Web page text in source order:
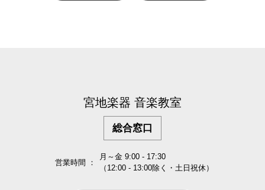
宮地楽器 音楽教室
総合窓口
営業時間 ：
月～金 9:00 - 17:30
（12:00 - 13:00除く・土日祝休）